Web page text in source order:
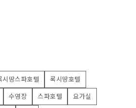
시땅스파호텔
록시땅호텔
수영장 스파호텔
요가실